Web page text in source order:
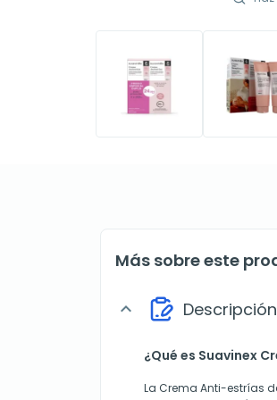
Más sobre este
expand_more Descripción
¿Qué es Suavinex
La Crema Anti-estrías